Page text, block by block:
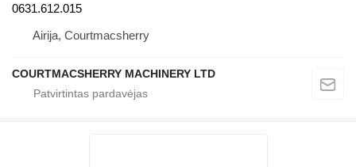
0631.612.015
Airija, Courtmacsherry
COURTMACSHERRY MACHINERY LTD